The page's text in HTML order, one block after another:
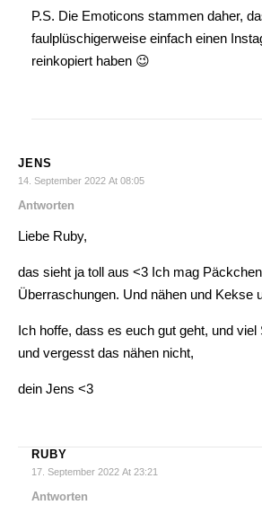
P.S. Die Emoticons stammen daher,
faulplüschigerweise einfach einen
reinkopiert haben 😉
JENS
14. September 2022 At 08:05
Antworten
Liebe Ruby,
das sieht ja toll aus <3 Ich mag
Überraschungen. Und nähen und Kekse
Ich hoffe, dass es euch gut geht, und viel
und vergesst das nähen nicht,
dein Jens <3
RUBY
17. September 2022 At 23:21
Antworten